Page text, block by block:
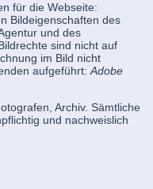
für die Webseite:
Bildeigenschaften des
und des
sind nicht auf
im Bild nicht
aufgeführt: Adobe
Archiv. Sämtliche
und nachweislich